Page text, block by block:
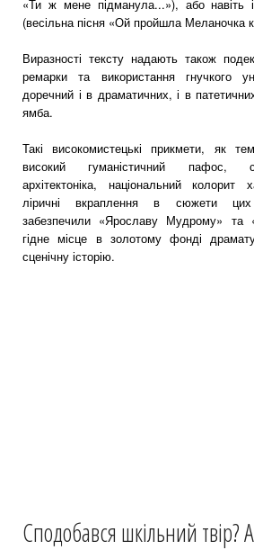
«Ти ж мене підманула...»), або навіть
(весільна пісня «Ой пройшла Меланочка
Виразності тексту надають також
ремарки та використання гнучкого
доречний і в драматичних, і в
ямба.
Такі високомистецькі прикмети, як
високий гуманістичний пафос,
архітектоніка, національний колорит
ліричні вкраплення в сюжети
забезпечили «Ярославу Мудрому» та
гідне місце в золотому фонді
сценічну історію.
Сподобався шкільний твір?